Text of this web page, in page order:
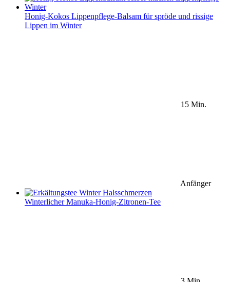
Honig-Kokos Lippenpflege-Balsam für spröde und rissige
Lippen im Winter
15 Min.
Anfänger
Winterlicher Manuka-Honig-Zitronen-Tee